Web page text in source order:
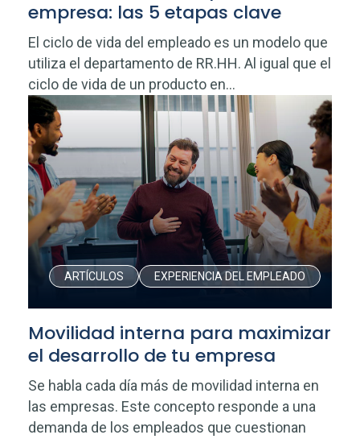
empresa: las 5 etapas clave
El ciclo de vida del empleado es un modelo que
utiliza el departamento de RR.HH. Al igual que el
ciclo de vida de un producto en...
ARTÍCULOS EXPERIENCIA DEL EMPLEADO
Movilidad interna para maximizar
el desarrollo de tu empresa
Se habla cada día más de movilidad interna en
las empresas. Este concepto responde a una
demanda de los empleados que cuestionan